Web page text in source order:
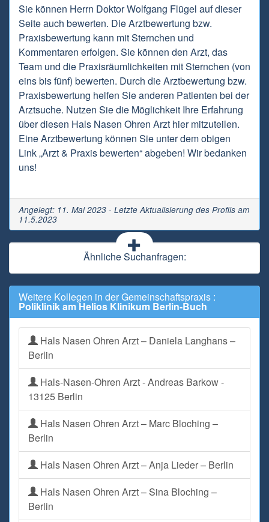
Sie können Herrn Doktor Wolfgang Flügel auf dieser
Seite auch bewerten. Die Arztbewertung bzw.
Praxisbewertung kann mit Sternchen und
Kommentaren erfolgen. Sie können den Arzt, das
Team und die Praxisräumlichkeiten mit Sternchen (von
eins bis fünf) bewerten. Durch die Arztbewertung bzw.
Praxisbewertung helfen Sie anderen Patienten bei der
Arztsuche. Nutzen Sie die Möglichkeit Ihre Erfahrung
über diesen Hals Nasen Ohren Arzt hier mitzuteilen.
Eine Arztbewertung können Sie unter dem obigen
Link „Arzt & Praxis bewerten“ abgeben! Wir bedanken
uns!
Angelegt: 11. Mai 2023 - Letzte Aktualisierung des Profils am
11.5.2023
Ähnliche Suchanfragen:
Weitere Kollegen in der Gemeinschaftspraxis :
Poliklinik am Helios Klinikum Berlin-Buch
Hals Nasen Ohren Arzt – Daniela Langhans –
Berlin
Hals-Nasen-Ohren Arzt - Andreas Barkow -
13125 Berlin
Hals Nasen Ohren Arzt – Marc Bloching –
Berlin
Hals Nasen Ohren Arzt – Anja Lieder – Berlin
Hals Nasen Ohren Arzt – Sina Bloching –
Berlin